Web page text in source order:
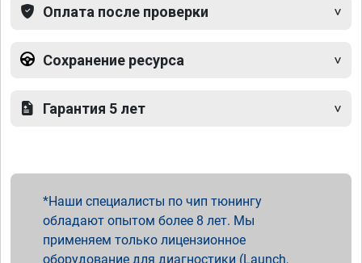
Оплата после проверки
Сохранение ресурса
Гарантия 5 лет
Наши специалисты по чип тюнингу
обладают опытом более 8 лет. Мы
применяем только лицензионное
оборудование для диагностики (Launch,